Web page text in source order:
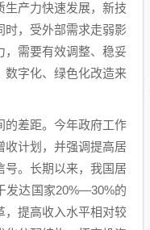
生产力快速发展，新技
时，受外部需求走弱影
，需要有效调整、稳妥
数字化、绿色化改造来
的差距。今年政府工作
收计划，并强调提高居
号。长期以来，我国居
发达国家20%—30%的
，提高收入水平相对较